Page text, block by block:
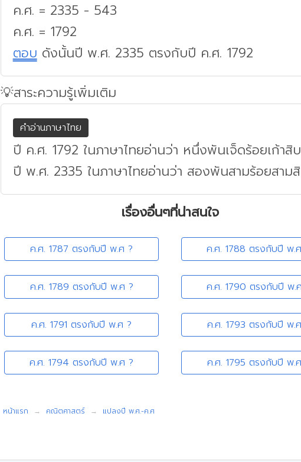
ค.ศ. = 2335 - 543
ค.ศ. = 1792
ตอบ ดังนั้นปี พ.ศ. 2335 ตรงกับปี ค.ศ. 1792
💡สาระความรู้เพิ่มเติม
คำอ่านภาษาไทย
ปี ค.ศ. 1792 ในภาษาไทยอ่านว่า หนึ่งพันเจ็ดร้อยเก้าสิ
ปี พ.ศ. 2335 ในภาษาไทยอ่านว่า สองพันสามร้อยสาม
เรื่องอื่นๆที่น่าสนใจ
ค.ศ. 1787 ตรงกับปี พ.ศ ? ค.ศ. 1788 ตรงกับปี พ.
ค.ศ. 1789 ตรงกับปี พ.ศ ? ค.ศ. 1790 ตรงกับปี พ.
ค.ศ. 1791 ตรงกับปี พ.ศ ? ค.ศ. 1793 ตรงกับปี พ.
ค.ศ. 1794 ตรงกับปี พ.ศ ? ค.ศ. 1795 ตรงกับปี พ.
หน้าแรก คณิตศาสตร์ แปลงปี พ.ศ.-ค.ศ